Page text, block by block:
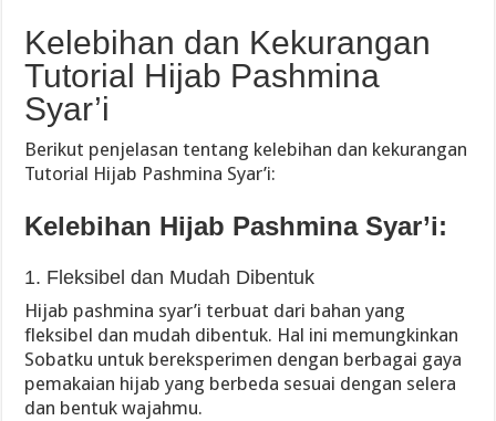
Kelebihan dan Kekurangan
Tutorial Hijab Pashmina
Syar’i
Berikut penjelasan tentang kelebihan dan kekurangan
Tutorial Hijab Pashmina Syar’i:
Kelebihan Hijab Pashmina Syar’i:
1. Fleksibel dan Mudah Dibentuk
Hijab pashmina syar’i terbuat dari bahan yang
fleksibel dan mudah dibentuk. Hal ini memungkinkan
Sobatku untuk bereksperimen dengan berbagai gaya
pemakaian hijab yang berbeda sesuai dengan selera
dan bentuk wajahmu.